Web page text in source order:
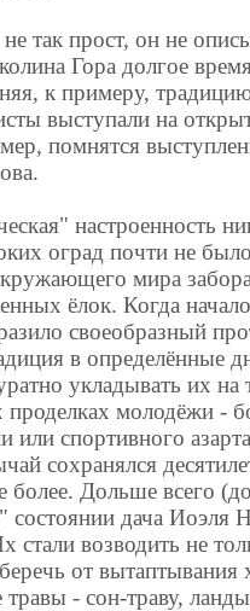
так прост, он не
Гора долгое
к примеру,
выступали на
помнятся
настроенность
оград почти не
мира
ёлок. Когда
своеобразный
в определённые
укладывать их
проделках молодёжи -
или спортивного
сохранялся
Дольше всего
состоянии дача Иоэля
стали возводить не
от вытаптывания
травы - сон-траву,